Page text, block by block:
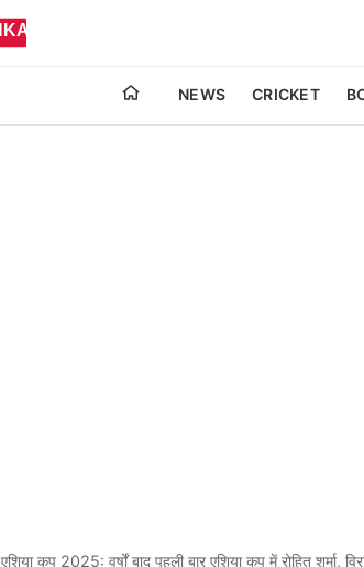
NEWS CRICKET
एशिया कप 2025: वर्षों बाद पहली बार एशिया कप में रोहित शर्मा,